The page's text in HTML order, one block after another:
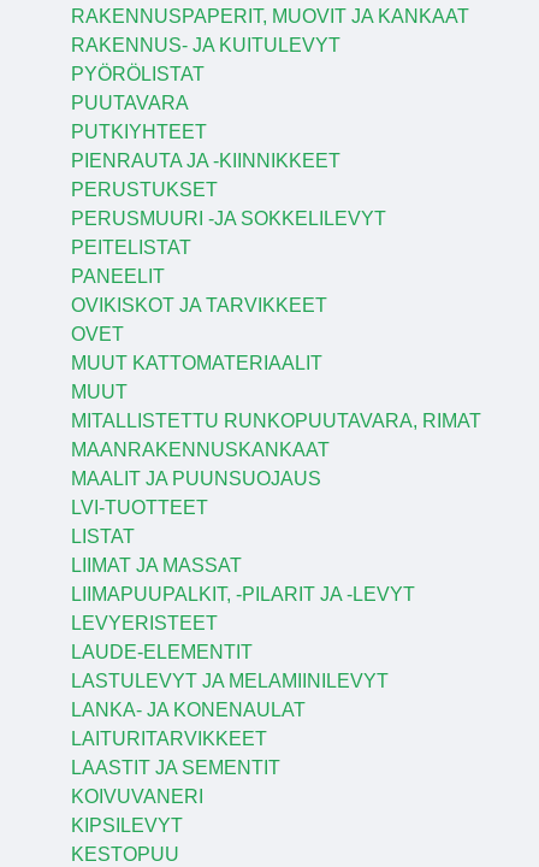
RAKENNUSPAPERIT, MUOVIT JA KANKAAT
RAKENNUS- JA KUITULEVYT
PYÖRÖLISTAT
PUUTAVARA
PUTKIYHTEET
PIENRAUTA JA -KIINNIKKEET
PERUSTUKSET
PERUSMUURI -JA SOKKELILEVYT
PEITELISTAT
PANEELIT
OVIKISKOT JA TARVIKKEET
OVET
MUUT KATTOMATERIAALIT
MUUT
MITALLISTETTU RUNKOPUUTAVARA, RIMAT
MAANRAKENNUSKANKAAT
MAALIT JA PUUNSUOJAUS
LVI-TUOTTEET
LISTAT
LIIMAT JA MASSAT
LIIMAPUUPALKIT, -PILARIT JA -LEVYT
LEVYERISTEET
LAUDE-ELEMENTIT
LASTULEVYT JA MELAMIINILEVYT
LANKA- JA KONENAULAT
LAITURITARVIKKEET
LAASTIT JA SEMENTIT
KOIVUVANERI
KIPSILEVYT
KESTOPUU